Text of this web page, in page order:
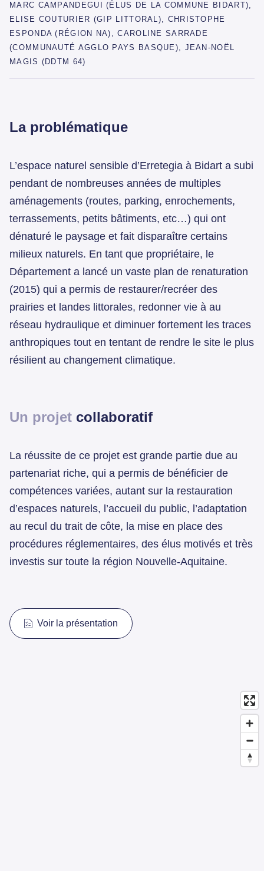
MARC CAMPANDEGUI (ÉLUS DE LA COMMUNE BIDART),
ELISE COUTURIER (GIP LITTORAL), CHRISTOPHE
ESPONDA (RÉGION NA), CAROLINE SARRADE
(COMMUNAUTÉ AGGLO PAYS BASQUE), JEAN-NOËL
MAGIS (DDTM 64)
La problématique
L’espace naturel sensible d’Erretegia à Bidart a subi
pendant de nombreuses années de multiples
aménagements (routes, parking, enrochements,
terrassements, petits bâtiments, etc…) qui ont
dénaturé le paysage et fait disparaître certains
milieux naturels. En tant que propriétaire, le
Département a lancé un vaste plan de renaturation
(2015) qui a permis de restaurer/recréer des
prairies et landes littorales, redonner vie à au
réseau hydraulique et diminuer fortement les traces
anthropiques tout en tentant de rendre le site le plus
résilient au changement climatique.
Un projet collaboratif
La réussite de ce projet est grande partie due au
partenariat riche, qui a permis de bénéficier de
compétences variées, autant sur la restauration
d’espaces naturels, l’accueil du public, l’adaptation
au recul du trait de côte, la mise en place des
procédures réglementaires, des élus motivés et très
investis sur toute la région Nouvelle-Aquitaine.
Voir la présentation